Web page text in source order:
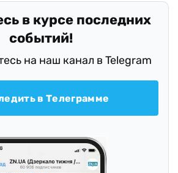
в курсе последних
событий!
на наш канал в Telegram
в Телеграмме